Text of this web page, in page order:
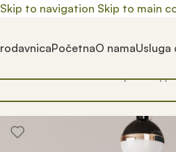
Skip to navigation Skip to main
PočetnaO namaUsluga
Почетна/ Prodavnica/ Производ